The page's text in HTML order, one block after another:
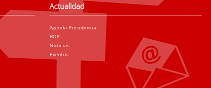
Actualidad
Agenda Presidencia
BOP
Noticias
Eventos